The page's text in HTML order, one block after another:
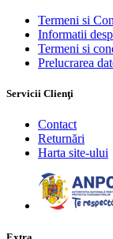
Termeni si
Informatii
Termeni si
Prelucrarea
Servicii Clienţi
Contact
Returnări
Harta site-ului